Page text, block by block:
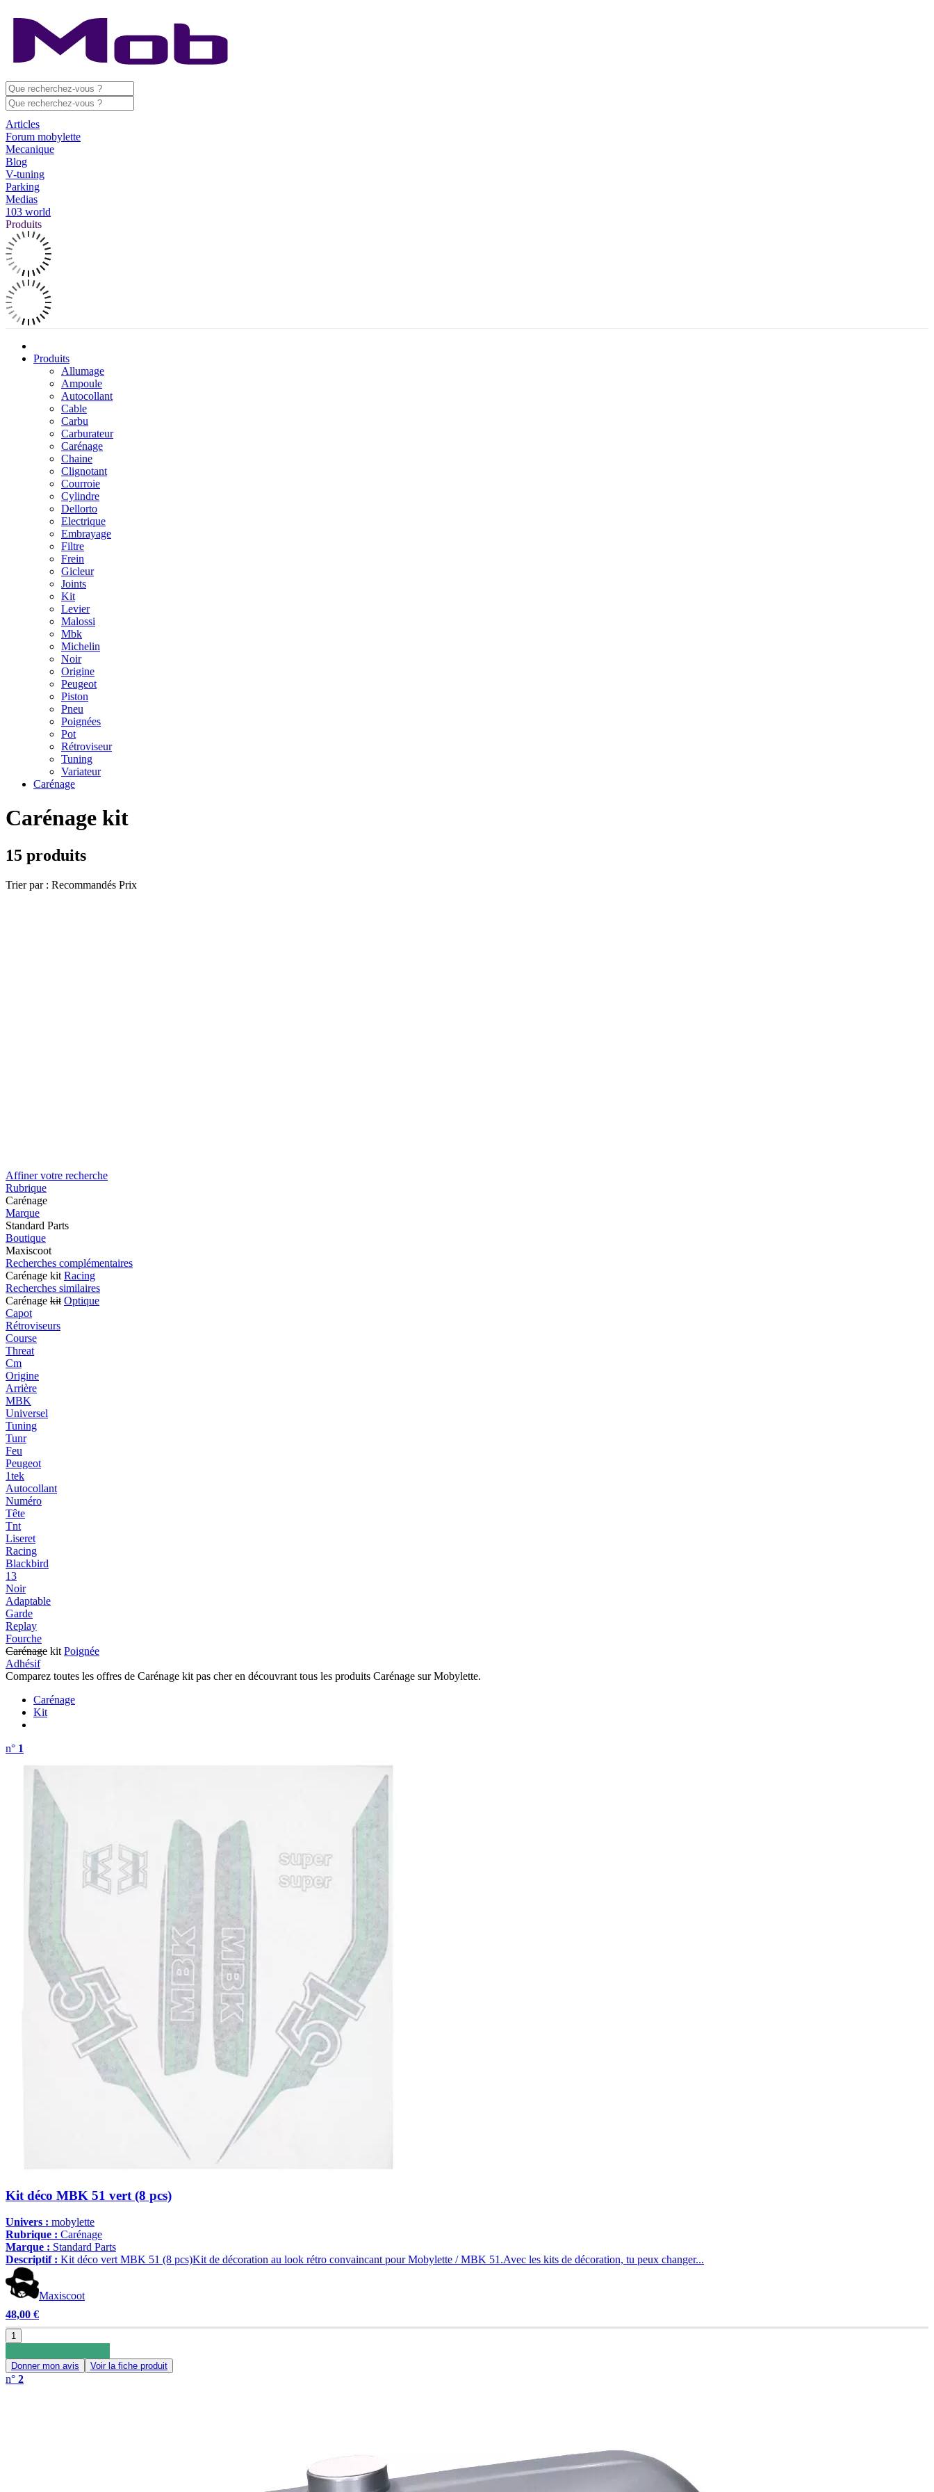
Articles
Forum mobylette
Mecanique
Blog
V-tuning
Parking
Medias
103 world
Produits
Produits
Allumage
Ampoule
Autocollant
Cable
Carbu
Carburateur
Carénage
Chaine
Clignotant
Courroie
Cylindre
Dellorto
Electrique
Embrayage
Filtre
Frein
Gicleur
Joints
Kit
Levier
Malossi
Mbk
Michelin
Noir
Origine
Peugeot
Piston
Pneu
Poignées
Pot
Rétroviseur
Tuning
Variateur
Carénage
Carénage kit
15 produits
Trier par : Recommandés Prix
Affiner votre recherche
Rubrique
Carénage
Marque
Standard Parts
Boutique
Maxiscoot
Recherches complémentaires
Carénage kit Racing
Recherches similaires
Carénage kit Optique
Capot
Rétroviseurs
Course
Threat
Cm
Origine
Arrière
MBK
Universel
Tuning
Tunr
Feu
Peugeot
1tek
Autocollant
Numéro
Tête
Tnt
Liseret
Racing
Blackbird
13
Noir
Adaptable
Garde
Replay
Fourche
Carénage kit Poignée
Adhésif
Comparez toutes les offres de Carénage kit pas cher en découvrant tous les produits Carénage sur Mobylette.
Carénage
Kit
n° 1
Kit déco MBK 51 vert (8 pcs)
Univers : mobylette
Rubrique : Carénage
Marque : Standard Parts
Descriptif : Kit déco vert MBK 51 (8 pcs)Kit de décoration au look rétro convaincant pour Mobylette / MBK 51.Avec les kits de décoration, tu peux changer...
Maxiscoot
48,00 €
1
Donner mon avis Voir la fiche produit
n° 2